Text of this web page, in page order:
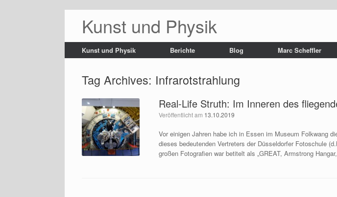
Kunst und Physik
Kunst und Physik Berichte Blog Marc Scheffler
Tag Archives: Infrarotstrahlung
Real-Life Struth: Im Inneren des
Veröffentlicht am 13.10.2019
Vor einigen Jahren habe ich in Essen im Museum Folkwang
dieses bedeutenden Vertreters der Düsseldorfer Fotoschule
großen Fotografien war betitelt als „GREAT, Armstrong